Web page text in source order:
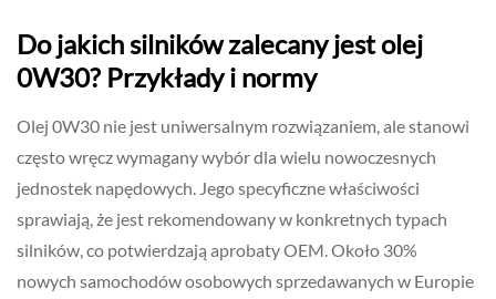
Do jakich silników zalecany jest olej
0W30? Przykłady i normy
Olej 0W30 nie jest uniwersalnym rozwiązaniem, ale stanowi
często wręcz wymagany wybór dla wielu nowoczesnych
jednostek napędowych. Jego specyficzne właściwości
sprawiają, że jest rekomendowany w konkretnych typach
silników, co potwierdzają aprobaty OEM. Około 30%
nowych samochodów osobowych sprzedawanych w Europie